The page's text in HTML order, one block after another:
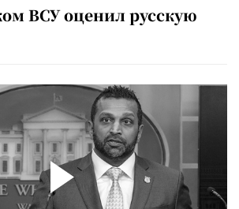
ВСУ оценил русскую